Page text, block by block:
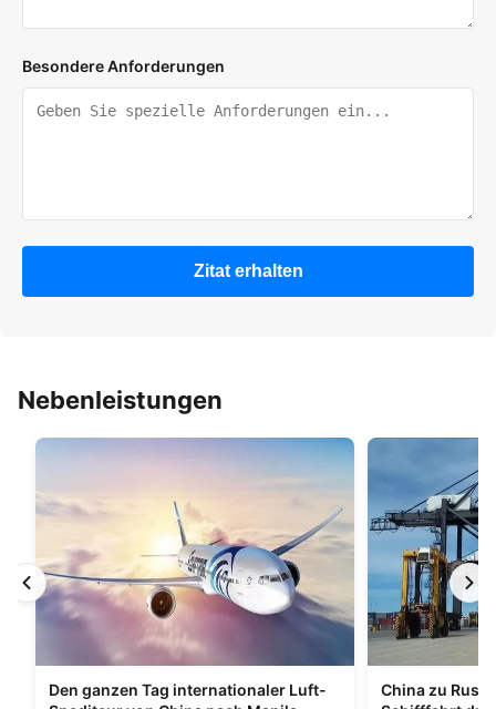
Besondere Anforderungen
Zitat erhalten
Nebenleistungen
Den ganzen Tag internationaler Luft-
China zu